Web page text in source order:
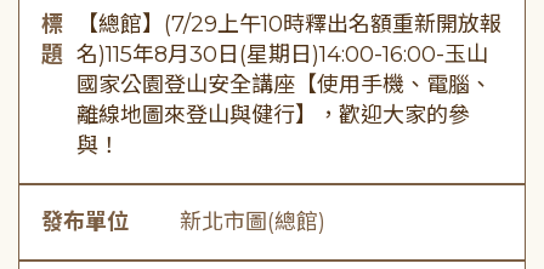
標
題
【總館】(7/29上午10時釋出名額重新開放報
名)115年8月30日(星期日)14:00-16:00-玉山
國家公園登山安全講座【使用手機、電腦、
離線地圖來登山與健行】，歡迎大家的參
與！
發布單位 新北市圖(總館)